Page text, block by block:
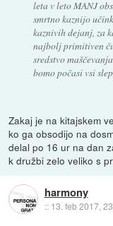
leta v leto MANJ
smrtno kaznijo
kaznivih dejanj, za
najbolj primitiven
sredstvo
bomo počasi vsi
Zakaj je na kitajskem
ko ga obsodijo na
delal po 16 ur na dan
k družbi zelo veliko s
harmony
:: 13. feb 2017,